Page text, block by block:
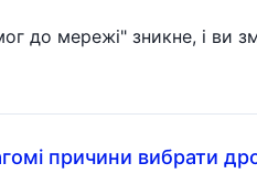
до мережі" зникне, і ви
причини вибрати